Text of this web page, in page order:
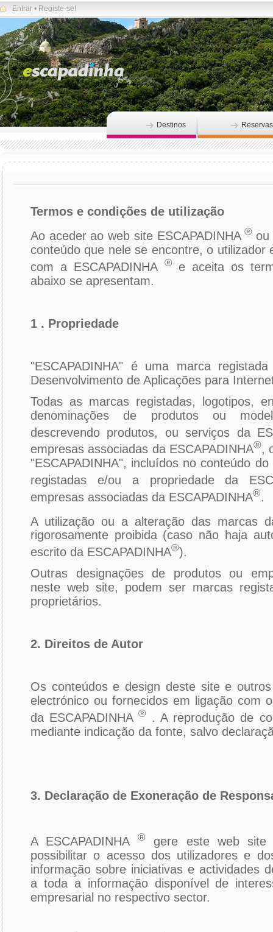
Entrar • Registe-se!
Destinos Reservas
Termos e condições de utilização
Ao aceder ao web site ESCAPADINHA® ou
conteúdo que nele se encontre, o utilizador
com a ESCAPADINHA ® e aceita os
abaixo se apresentam.
1 . Propriedade
"ESCAPADINHA" é uma marca
Desenvolvimento de Aplicações para
Todas as marcas registadas, logotipos,
denominações de produtos ou
descrevendo produtos, ou serviços da
empresas associadas da ESCAPADINHA®,
"ESCAPADINHA", incluídos no conteúdo
registadas e/ou a propriedade da
empresas associadas da ESCAPADINHA®.
A utilização ou a alteração das marcas
rigorosamente proibida (caso não haja
escrito da ESCAPADINHA®).
Outras designações de produtos ou
neste web site, podem ser marcas
proprietários.
2. Direitos de Autor
Os conteúdos e design deste site e
electrónico ou fornecidos em ligação com
da ESCAPADINHA® . A reprodução de
mediante indicação da fonte, salvo
3. Declaração de Exoneração de
A ESCAPADINHA ®gere este web site
possibilitar o acesso dos utilizadores e
informação sobre iniciativas e actividades
a toda a informação disponível de
empresarial no respectivo sector.